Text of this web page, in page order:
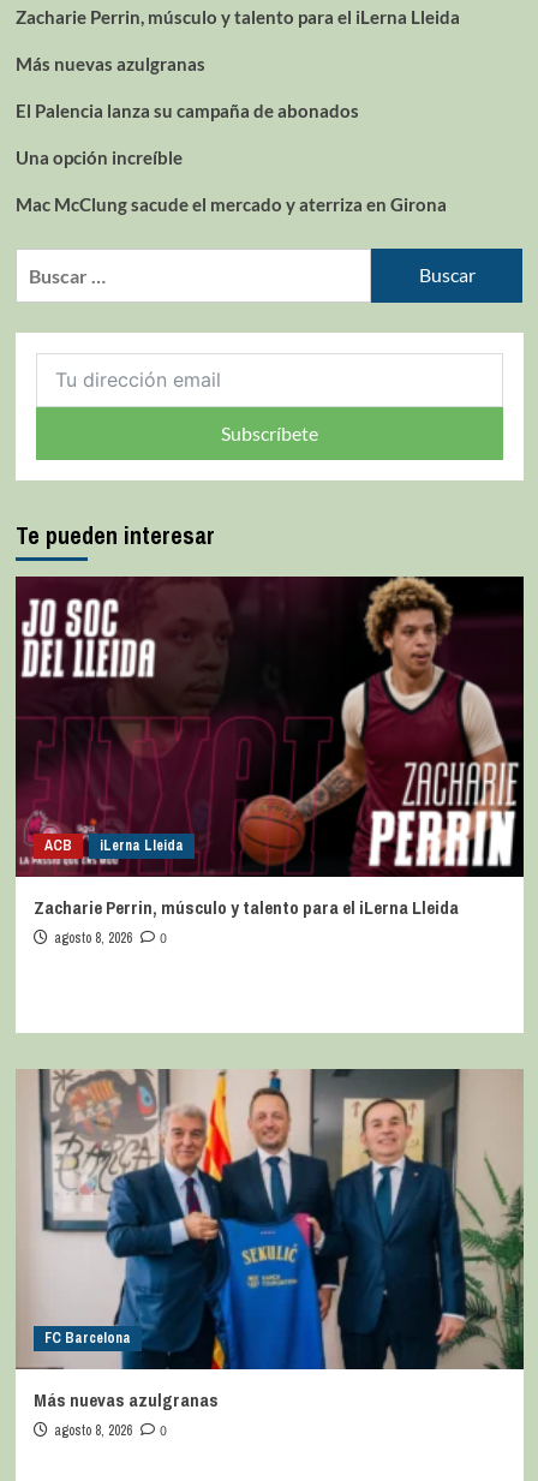
Zacharie Perrin, músculo y talento para el iLerna Lleida
Más nuevas azulgranas
El Palencia lanza su campaña de abonados
Una opción increíble
Mac McClung sacude el mercado y aterriza en Girona
Subscríbete
Te pueden interesar
ACB iLerna Lleida
Zacharie Perrin, músculo y talento para el iLerna Lleida
agosto 8, 2026 0
FC Barcelona
Más nuevas azulgranas
agosto 8, 2026 0